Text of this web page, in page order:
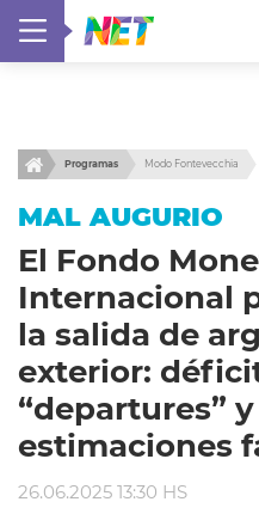
Programas Modo Fontevecchia
MAL AUGURIO
El Fondo
Internacional
la salida de
exterior:
“departures”
estimaciones
26.06.2025 13:30 HS